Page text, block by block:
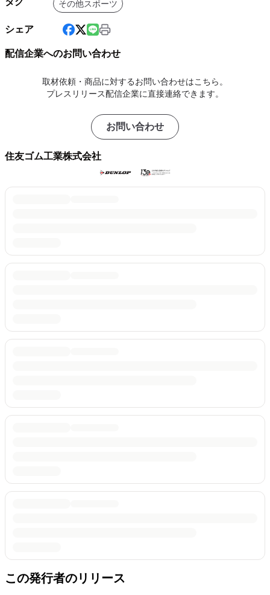
その他スポーツ
シェア
配信企業へのお問い合わせ
取材依頼・商品に対するお問い合わせはこちら。
プレスリリース配信企業に直接連絡できます。
お問い合わせ
住友ゴム工業株式会社
この発行者のリリース